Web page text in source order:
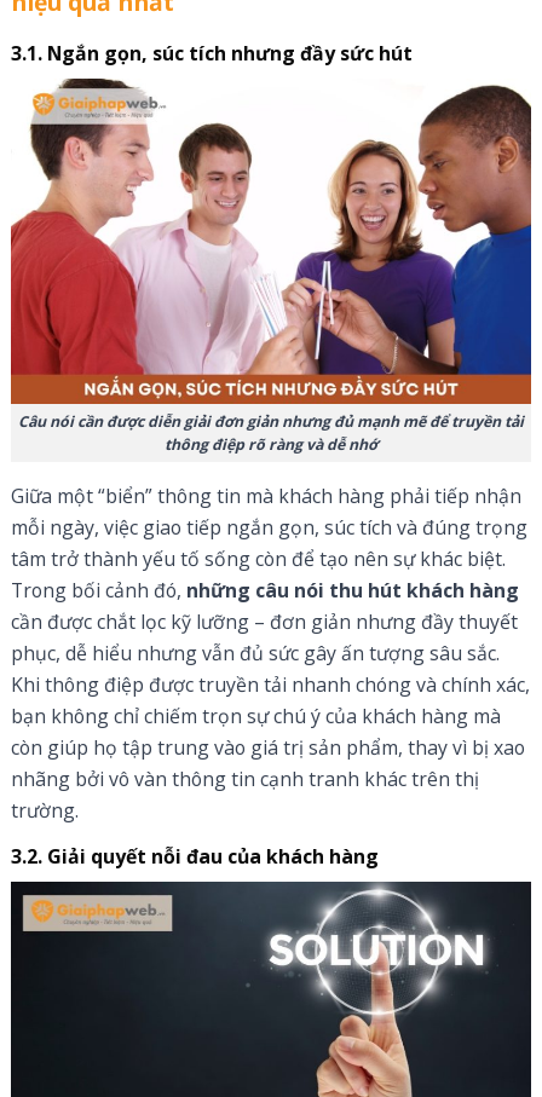
3.1. Ngắn gọn, súc tích nhưng đầy sức hút
Câu nói cần được diễn giải đơn giản nhưng đủ mạnh mẽ để truyền tải
thông điệp rõ ràng và dễ nhớ
Giữa một “biển” thông tin mà khách hàng phải tiếp nhận
mỗi ngày, việc giao tiếp ngắn gọn, súc tích và đúng trọng
tâm trở thành yếu tố sống còn để tạo nên sự khác biệt.
Trong bối cảnh đó, những câu nói thu hút khách hàng
cần được chắt lọc kỹ lưỡng – đơn giản nhưng đầy thuyết
phục, dễ hiểu nhưng vẫn đủ sức gây ấn tượng sâu sắc.
Khi thông điệp được truyền tải nhanh chóng và chính xác,
bạn không chỉ chiếm trọn sự chú ý của khách hàng mà
còn giúp họ tập trung vào giá trị sản phẩm, thay vì bị xao
nhãng bởi vô vàn thông tin cạnh tranh khác trên thị
trường.
3.2. Giải quyết nỗi đau của khách hàng